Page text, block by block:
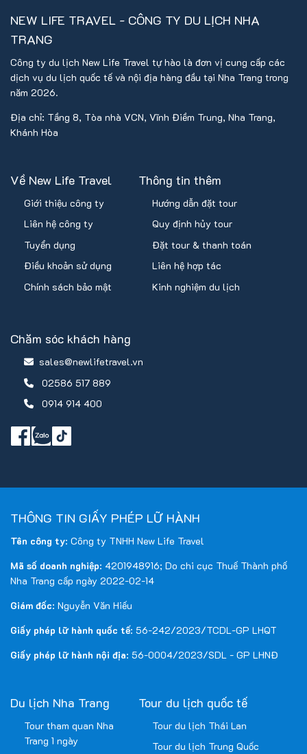
NEW LIFE TRAVEL - CÔNG TY DU LỊCH NHA
TRANG
Công ty du lịch New Life Travel tự hào là đơn vị cung cấp các
dịch vụ du lịch quốc tế và nội địa hàng đầu tại Nha Trang trong
năm 2026.
Địa chỉ: Tầng 8, Tòa nhà VCN, Vĩnh Điềm Trung, Nha Trang,
Khánh Hòa
Về New Life Travel
Giới thiệu công ty
Liên hệ công ty
Tuyển dụng
Điều khoản sử dụng
Chính sách bảo mật
Thông tin thêm
Hướng dẫn đặt tour
Quy định hủy tour
Đặt tour & thanh toán
Liên hệ hợp tác
Kinh nghiệm du lịch
Chăm sóc khách hàng
sales@newlifetravel.vn
02586 517 889
0914 914 400
THÔNG TIN GIẤY PHÉP LỮ HÀNH
Tên công ty: Công ty TNHH New Life Travel
Mã số doanh nghiệp: 4201948916; Do chi cục Thuế Thành phố
Nha Trang cấp ngày 2022-02-14
Giám đốc: Nguyễn Văn Hiếu
Giấy phép lữ hành quốc tế: 56-242/2023/TCDL-GP LHQT
Giấy phép lữ hành nội địa: 56-0004/2023/SDL - GP LHNĐ
Du lịch Nha Trang
Tour tham quan Nha
Trang 1 ngày
Tour du lịch quốc tế
Tour du lịch Thái Lan
Tour du lịch Trung Quốc